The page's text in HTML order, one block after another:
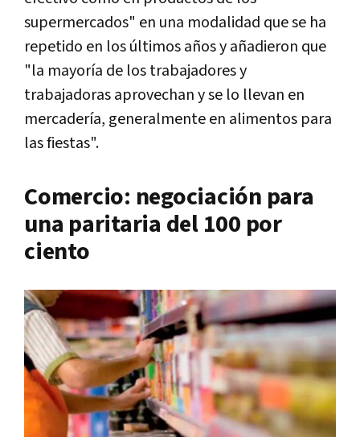
supermercados" en una modalidad que se ha
repetido en los últimos años y añadieron que
"la mayoría de los trabajadores y
trabajadoras aprovechan y se lo llevan en
mercadería, generalmente en alimentos para
las fiestas".
Comercio: negociación para
una paritaria del 100 por
ciento